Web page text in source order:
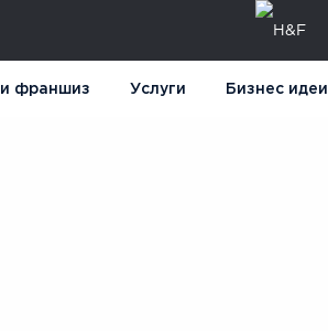
франшиз Услуги Бизнес идеи